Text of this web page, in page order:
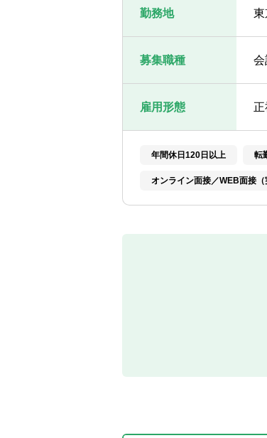
勤務地
募集職種 会
雇用形態 正
年間休日120日以上 転
オンライン面接／WEB面接（